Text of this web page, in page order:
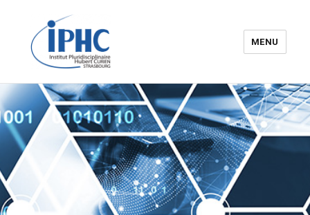
The Hubert Curien
pluridisciplinary Institute – IPHC
MENU